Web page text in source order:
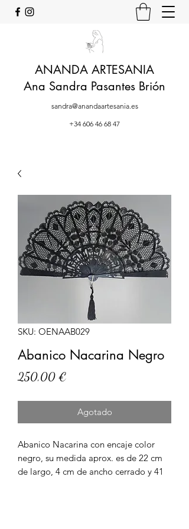
ANANDA ARTESANIA
Ana Sandra Pasantes Brión
sandra@anandaartesania.es
+34 606 46 68 47
SKU: OENAAB029
Abanico Nacarina Negro
250,00 €
Agotado
Abanico Nacarina con encaje color
negro, su medida aprox. es de 22 cm
de largo, 4 cm de ancho cerrado y 41